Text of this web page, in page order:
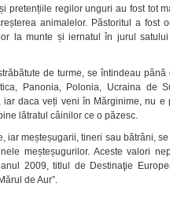
pretențiile regilor unguri au fost tot
animalelor. Păstoritul a fost
la munte și iernatul în jurul
de turme, se întindeau până
Panonia, Polonia, Ucraina de
daca veți veni în Mărginime, nu e
lătratul câinilor ce o păzesc.
iar meșteșugarii, tineri sau bătrâni,
meșteșugurilor. Aceste valori
2009, titlul de Destinaţie
de Aur”.